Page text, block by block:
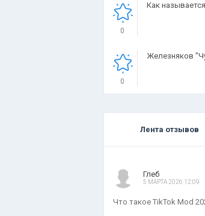
0
Как
0
Железняков
Лента отзывов
Глеб
5 МАРТА 2026 12:09
Что такое TikTok Mod